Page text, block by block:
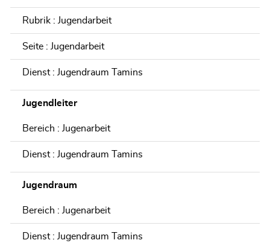
Rubrik : Jugendarbeit
Seite : Jugendarbeit
Dienst : Jugendraum Tamins
Jugendleiter
Bereich : Jugenarbeit
Dienst : Jugendraum Tamins
Jugendraum
Bereich : Jugenarbeit
Dienst : Jugendraum Tamins